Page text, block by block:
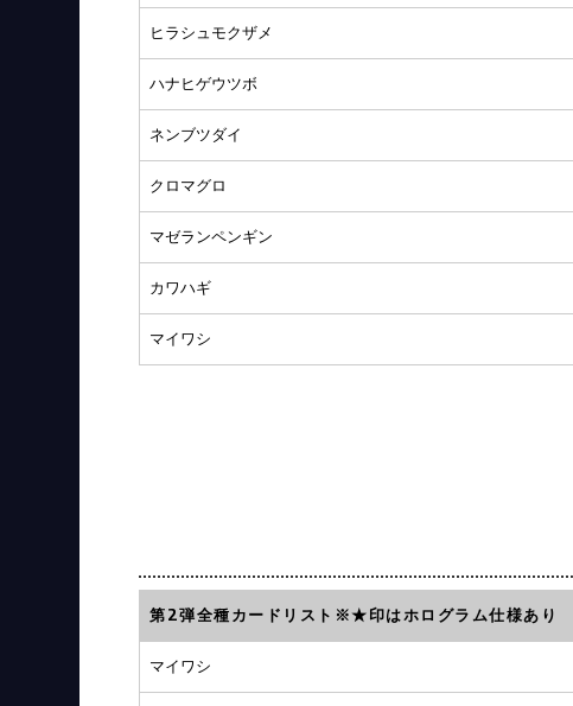
ヒラシュモクザメ
ハナヒゲウツボ
ネンブツダイ
クロマグロ
マゼランペンギン
カワハギ
マイワシ
第2弾全種カードリスト※★印はホログラム仕様あり
マイワシ